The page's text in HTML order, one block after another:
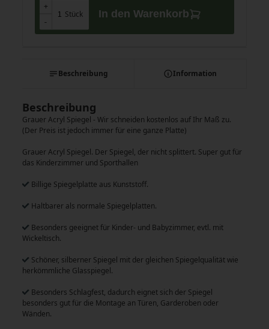
+
-
Stück
+
-
In den Warenkorb
Beschreibung Information
Beschreibung
Grauer Acryl Spiegel - Wir schneiden kostenlos auf Ihr Maß zu.
(Der Preis ist jedoch immer für eine ganze Platte)
Grauer Acryl Spiegel. Der Spiegel, der nicht splittert. Super gut für
das Kinderzimmer und Sporthallen
Billige Spiegelplatte aus Kunststoff.
Haltbarer als normale Spiegelplatten.
Besonders geeignet für Kinder- und Babyzimmer, evtl. mit
Wickeltisch.
Schöner, silberner Spiegel mit der gleichen Spiegelqualität wie
herkömmliche Glasspiegel.
Besonders Schlagfest, dadurch eignet sich der Spiegel
besonders gut für die Montage an Türen, Garderoben oder
Wänden.